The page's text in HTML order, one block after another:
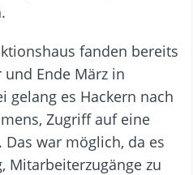
fanden bereits
und Ende März in
gelang es Hackern nach
Zugriff auf eine
war möglich, da es
Mitarbeiterzugänge zu